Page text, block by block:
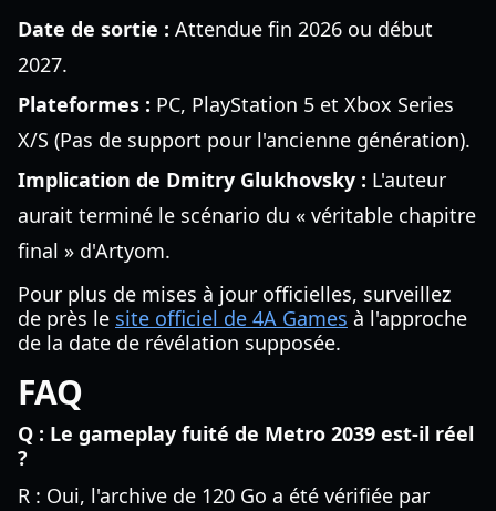
Date de sortie : Attendue fin 2026 ou début
2027.
Plateformes : PC, PlayStation 5 et Xbox Series
X/S (Pas de support pour l'ancienne génération).
Implication de Dmitry Glukhovsky : L'auteur
aurait terminé le scénario du « véritable chapitre
final » d'Artyom.
Pour plus de mises à jour officielles, surveillez
de près le site officiel de 4A Games à l'approche
de la date de révélation supposée.
FAQ
Q : Le gameplay fuité de Metro 2039 est-il réel
?
R : Oui, l'archive de 120 Go a été vérifiée par